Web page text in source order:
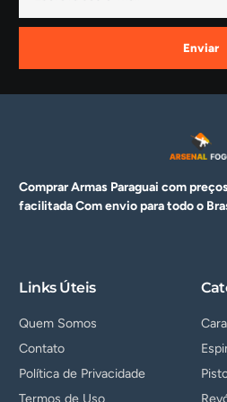
Enviar
Comprar Armas Paraguai com
facilitada Com envio para todo o
Links Úteis
Quem Somos
Contato
Política de Privacidade
Termos de Uso